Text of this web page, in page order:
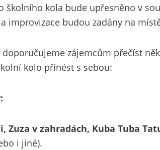
školního kola bude upřesněno v
improvizace budou zadány na
zájemcům přečíst
kolo přinést s sebou:
Zuza v zahradách, Kuba Tuba
i jiné).